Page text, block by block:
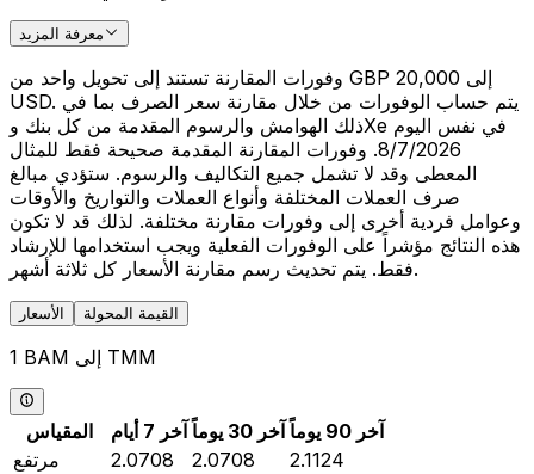
معرفة المزيد
وفورات المقارنة تستند إلى تحويل واحد من GBP 20,000 إلى
USD. يتم حساب الوفورات من خلال مقارنة سعر الصرف بما في
ذلك الهوامش والرسوم المقدمة من كل بنك وXe في نفس اليوم
8/7/2026. وفورات المقارنة المقدمة صحيحة فقط للمثال
المعطى وقد لا تشمل جميع التكاليف والرسوم. ستؤدي مبالغ
صرف العملات المختلفة وأنواع العملات والتواريخ والأوقات
وعوامل فردية أخرى إلى وفورات مقارنة مختلفة. لذلك قد لا تكون
هذه النتائج مؤشراً على الوفورات الفعلية ويجب استخدامها للإرشاد
فقط. يتم تحديث رسم مقارنة الأسعار كل ثلاثة أشهر.
الأسعار القيمة المحولة
1 BAM إلى TMM
المقياس آخر 7 أيام آخر 30 يوماً
آخر 90 يوماً
مرتفع
2.0708 2.0708
2.1124